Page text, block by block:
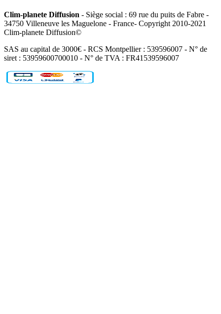
Clim-planete Diffusion - Siège social : 69 rue du puits de Fabre -
34750 Villeneuve les Maguelone - France- Copyright 2010-2021
Clim-planete Diffusion©
SAS au capital de 3000€ - RCS Montpellier : 539596007 - N° de
siret : 53959600700010 - N° de TVA : FR41539596007